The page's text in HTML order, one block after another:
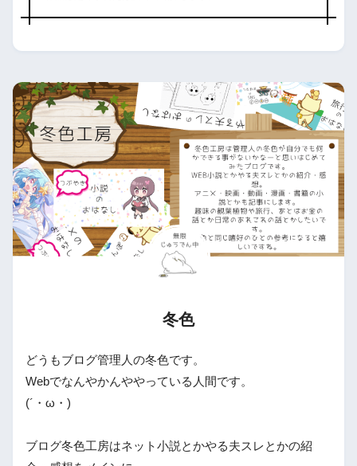
冬色
どうもブログ管理人の冬色です。
Webでなんやかんややっている人間です。
(´・ω・)
ブログ冬色工房はネット小説とかやる夫スレとかの紹